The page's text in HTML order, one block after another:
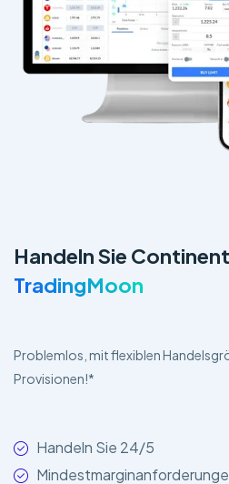
Handeln Sie
TradingMoon
Problemlos, mit flexiblen
Provisionen!*
Handeln Sie 24/5